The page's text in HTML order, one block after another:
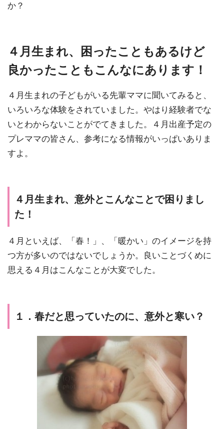
か？
４月生まれ、困ったこともあるけど
良かったこともこんなにあります！
４月生まれの子どもがいる先輩ママに聞いてみると、
いろいろな体験をされていました。やはり経験者でな
いとわからないことがでてきました。４月出産予定の
プレママの皆さん、参考になる情報がいっぱいありま
すよ。
４月生まれ、意外とこんなことで困りまし
た！
４月といえば、「春！」、「暖かい」のイメージを持
つ方が多いのではないでしょうか。良いことづくめに
思える４月はこんなことが大変でした。
１．春だと思っていたのに、意外と寒い？